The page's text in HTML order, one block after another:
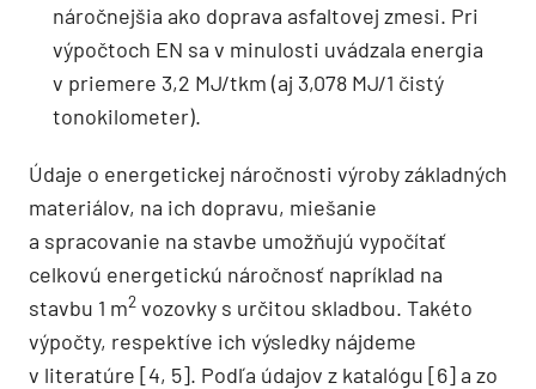
náročnejšia ako doprava asfaltovej zmesi. Pri
výpočtoch EN sa v minulosti uvádzala energia
v priemere 3,2 MJ/tkm (aj 3,078 MJ/1 čistý
tonokilometer).
Údaje o energetickej náročnosti výroby základných
materiálov, na ich dopravu, miešanie
a spracovanie na stavbe umožňujú vypočítať
celkovú energetickú náročnosť napríklad na
stavbu 1 m2 vozovky s určitou skladbou. Takéto
výpočty, respektíve ich výsledky nájdeme
v literatúre [4, 5]. Podľa údajov z katalógu [6] a zo